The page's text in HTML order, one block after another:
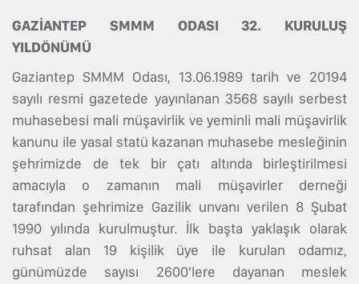
GAZİANTEP SMMM ODASI 32. KURULUŞ
YILDÖNÜMÜ
Gaziantep SMMM Odası, 13.06.1989 tarih ve 20194
sayılı resmi gazetede yayınlanan 3568 sayılı serbest
muhasebesi mali müşavirlik ve yeminli mali müşavirlik
kanunu ile yasal statü kazanan muhasebe mesleğinin
şehrimizde de tek bir çatı altında birleştirilmesi
amacıyla o zamanın mali müşavirler derneği
tarafından şehrimize Gazilik unvanı verilen 8 Şubat
1990 yılında kurulmuştur. İlk başta yaklaşık olarak
ruhsat alan 19 kişilik üye ile kurulan odamız,
günümüzde sayısı 2600’lere dayanan meslek